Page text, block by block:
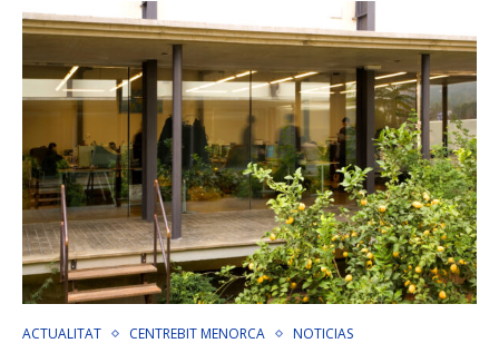
ACTUALITAT CENTREBIT MENORCA NOTICIAS